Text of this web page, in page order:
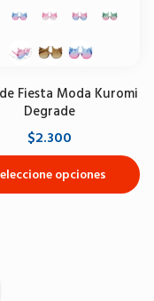
Fiesta Moda Kuromi
Degrade
$2.300
opciones